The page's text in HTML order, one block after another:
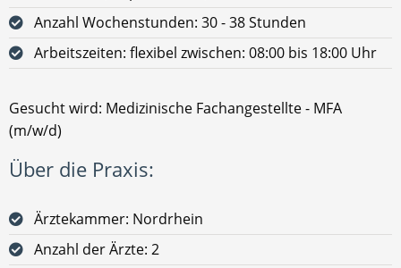
Anzahl Wochenstunden: 30 - 38 Stunden
Arbeitszeiten: flexibel zwischen: 08:00 bis 18:00 Uhr
Gesucht wird: Medizinische Fachangestellte - MFA
(m/w/d)
Über die Praxis:
Ärztekammer: Nordrhein
Anzahl der Ärzte: 2